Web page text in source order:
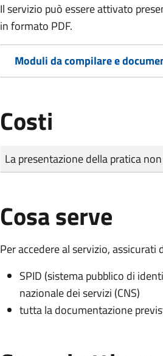
Il servizio può essere attivato
in formato PDF.
Moduli da compilare e
Costi
Tipo di pagamento
Importo
La presentazione della pratica
Cosa serve
Per accedere al servizio, assicurati
SPID (sistema pubblico di
nazionale dei servizi (CNS)
tutta la documentazione